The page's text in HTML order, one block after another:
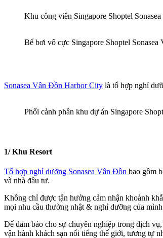
Khu công viên Singapore Shoptel
Bể bơi vô cực Singapore Shoptel Sonasea
Sonasea Vân Đồn Harbor City là tổ hợp nghỉ
Phối cảnh phân khu dự án Singapore
1/ Khu Resort
Tổ hợp nghỉ dưỡng Sonasea Vân Đồn bao gồm
và nhà đầu tư.
Không chỉ được tận hưởng cảm nhận khoảnh
mọi nhu cầu thường nhật & nghỉ dưỡng của
Để đảm bảo cho sự chuyên nghiệp trong dịch
vận hành khách sạn nổi tiếng thế giới, tương tự